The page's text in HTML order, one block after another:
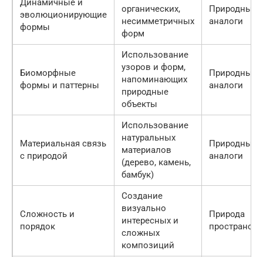
Динамичные и
эволюционирующие
формы
органических,
несимметричных
форм
Природные
аналоги
Биоморфные
формы и паттерны
Использование
узоров и форм,
напоминающих
природные
объекты
Природные
аналоги
Материальная связь
с природой
Использование
натуральных
материалов
(дерево, камень,
бамбук)
Природные
аналоги
Сложность и
порядок
Создание
визуально
интересных и
сложных
композиций
Природа